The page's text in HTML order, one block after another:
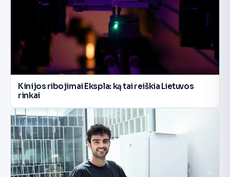
Kinijos ribojimai Ekspla: ką tai reiškia Lietuvos
rinkai